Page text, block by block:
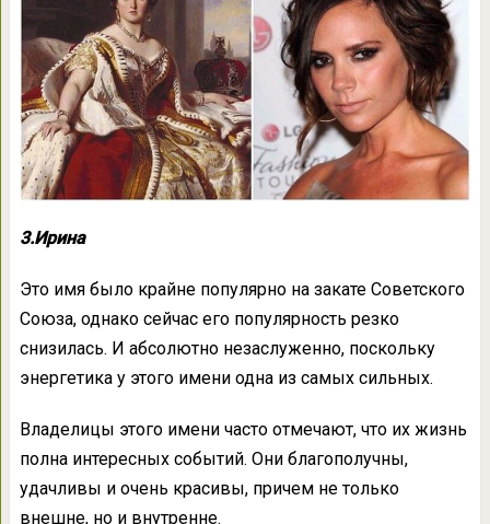
3.Ирина
Это имя было крайне популярно на закате Советского
Союза, однако сейчас его популярность резко
снизилась. И абсолютно незаслуженно, поскольку
энергетика у этого имени одна из самых сильных.
Владелицы этого имени часто отмечают, что их жизнь
полна интересных событий. Они благополучны,
удачливы и очень красивы, причем не только
внешне, но и внутренне.